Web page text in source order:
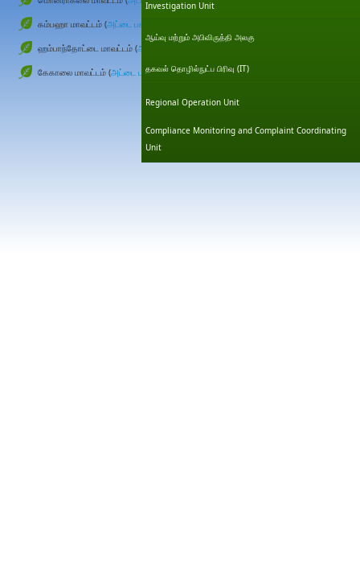
Investigation Unit
ஆய்வு மற்றும் அபிவிருத்தி அலகு
தகவல் தொழில்நுட்ப பிரிவு (IT)
Regional Operation Unit
Compliance Monitoring and Complaint Coordinating
Unit
கம்பஹா மாவட்டம் (அட்டை பக்கம்
ஹம்பாந்தோட்டை மாவட்டம் (அட்டை பக்கம்
கேகாலை மாவட்டம் (அட்டை பக்கம்)